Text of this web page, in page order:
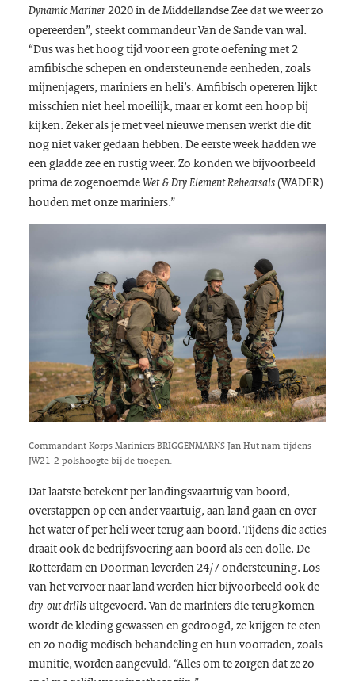
Dynamic Mariner2020 in de Middellandse Zee dat we weer zo
opereerden”, steekt commandeur Van de Sande van wal.
“Dus was het hoog tijd voor een grote oefening met 2
amfibische schepen en ondersteunende eenheden, zoals
mijnenjagers, mariniers en heli’s. Amfibisch opereren lijkt
misschien niet heel moeilijk, maar er komt een hoop bij
kijken. Zeker als je met veel nieuwe mensen werkt die dit
nog niet vaker gedaan hebben. De eerste week hadden we
een gladde zee en rustig weer. Zo konden we bijvoorbeeld
prima de zogenoemdeWet & Dry Element Rehearsals(WADER)
houden met onze mariniers.”
Commandant Korps Mariniers BRIGGENMARNS Jan Hut nam tijdens
JW21-2 polshoogte bij de troepen.
Dat laatste betekent per landingsvaartuig van boord,
overstappen op een ander vaartuig, aan land gaan en over
het water of per heli weer terug aan boord. Tijdens die acties
draait ook de bedrijfsvoering aan boord als een dolle. De
Rotterdam en Doorman leverden 24/7 ondersteuning. Los
van het vervoer naar land werden hier bijvoorbeeld ook de
dry-out drillsuitgevoerd. Van de mariniers die terugkomen
wordt de kleding gewassen en gedroogd, ze krijgen te eten
en zo nodig medisch behandeling en hun voorraden, zoals
munitie, worden aangevuld. “Alles om te zorgen dat ze zo